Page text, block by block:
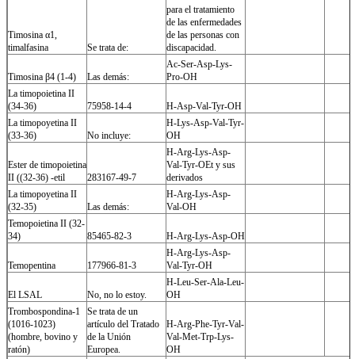
Timosina α1,
timalfasina
Se trata de:
para el tratamiento
de las enfermedades
de las personas con
discapacidad.
Timosina β4 (1-4) Las demás:
Ac-Ser-Asp-Lys-
Pro-OH
La timopoietina II
(34-36)
75958-14-4
H-Asp-Val-Tyr-OH
La timopoyetina II
(33-36)
No incluye:
H-Lys-Asp-Val-Tyr-
OH
Ester de timopoietina
II ((32-36) -etil
283167-49-7
H-Arg-Lys-Asp-
Val-Tyr-OEt y sus
derivados
La timopoyetina II
(32-35)
Las demás:
H-Arg-Lys-Asp-
Val-OH
Temopoietina II (32-
34)
85465-82-3 H-Arg-Lys-Asp-OH
Temopentina 177966-81-3
H-Arg-Lys-Asp-
Val-Tyr-OH
El LSAL No, no lo estoy.
H-Leu-Ser-Ala-Leu-
OH
Trombospondina-1
(1016-1023)
(hombre, bovino y
ratón)
Se trata de un
artículo del Tratado
de la Unión
Europea.
H-Arg-Phe-Tyr-Val-
Val-Met-Trp-Lys-
OH